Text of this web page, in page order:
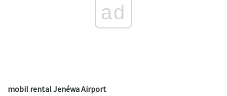
ad
mobil rental Jenéwa Airport